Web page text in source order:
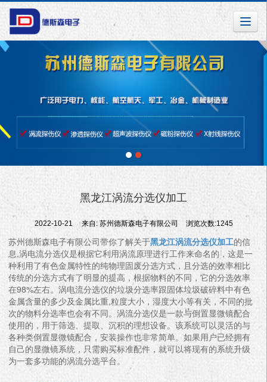
黑龙江涡流分选仪加工
2022-10-21 来自: 苏州德斯森电子有限公司 浏览次数:1245
苏州德斯森电子有限公司带你了解关于黑龙江涡流分选仪加工的信
息,涡电流分选仪是根据它利用涡流原理进行工作来命名的，这是一
种利用了有色金属特性的纯物理固废分选方式，且分选的效率相比
传统的分选方式有了明显的提高，根据物料的不同，它的分选效率
在98%左右。涡电流分选仪的垃圾分选率跟固体垃圾破碎料中有色
金属含量的多少及金属比重,粒度大小，湿度大小等有关，不同的批
次的物料分选率也会有不同。涡流分选仪是一款与倒置显微镜配合
使用的，用于筛选、提取、沉积的理想设备。该系统可以灵活的与
各种类倒置显微镜配合，安装操作也非常简单。如果用户已经拥有
自己的显微镜系统，只需购买标准配件，就可以将现有的系统升级
为一套多功能的涡流分选平台。